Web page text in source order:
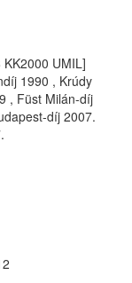
UMIL]
1990 , Krúdy
, Füst Milán-díj
díj 2007.